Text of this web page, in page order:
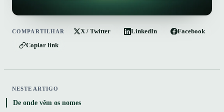
COMPARTILHAR X / Twitter LinkedIn Facebook
Copiar link
NESTE ARTIGO
De onde vêm os nomes